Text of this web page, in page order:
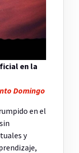
en la
Domingo
en el
y